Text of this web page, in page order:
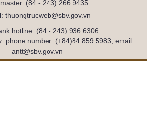
(84 - 243) 266.9435
thuongtrucweb@sbv.gov.vn
hotline: (84 - 243) 936.6306
phone number: (+84)84.859.5983, email:
antt@sbv.gov.vn